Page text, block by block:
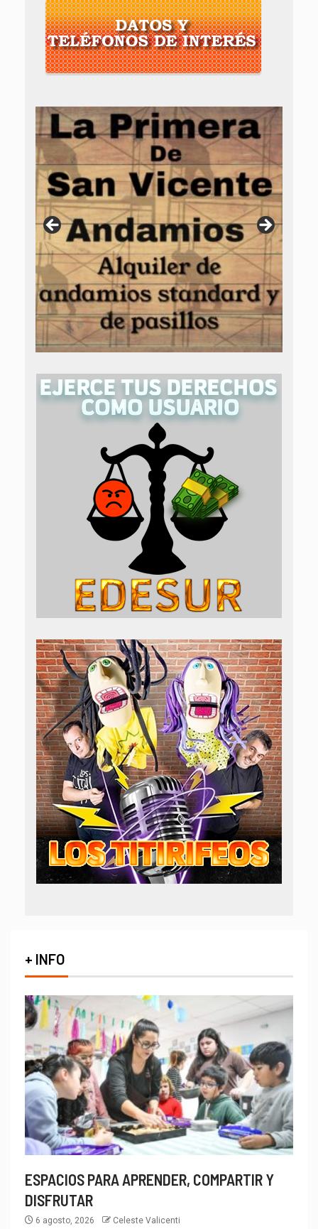
+ INFO
ESPACIOS PARA APRENDER, COMPARTIR Y
DISFRUTAR
6 agosto, 2026 Celeste Valicenti